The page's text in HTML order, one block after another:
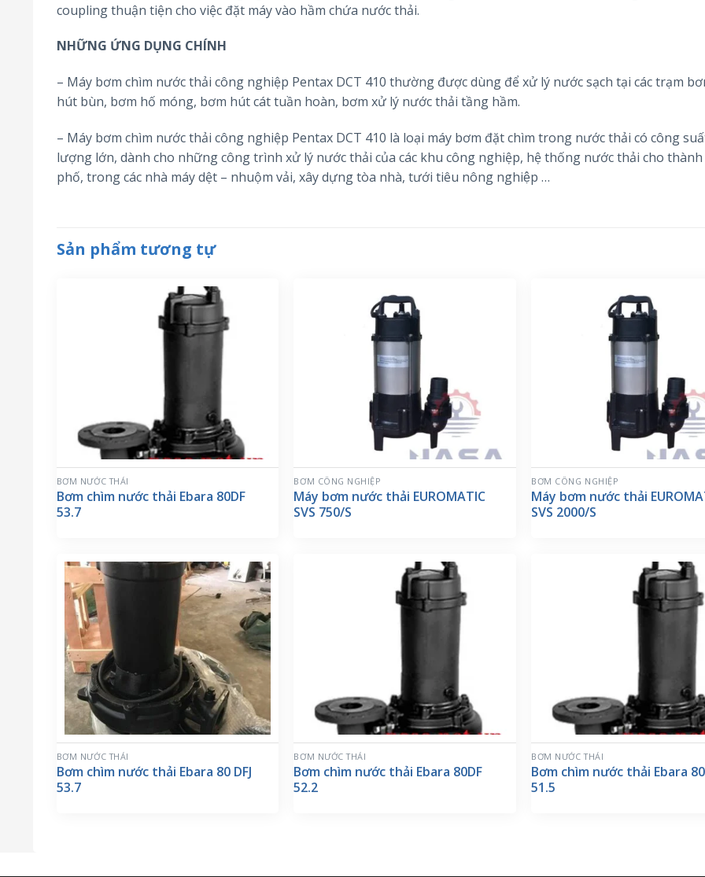
coupling thuận tiện cho việc đặt máy vào hầm chứa nước thải.
NHỮNG ỨNG DỤNG CHÍNH
– Máy bơm chìm nước thải công nghiệp Pentax DCT 410 thường được dùng để xử lý nước sạch tại các trạm
hút bùn, bơm hố móng, bơm hút cát tuần hoàn, bơm xử lý nước thải tầng hầm.
– Máy bơm chìm nước thải công nghiệp Pentax DCT 410 là loại máy bơm đặt chìm trong nước thải có công
lượng lớn, dành cho những công trình xử lý nước thải của các khu công nghiệp, hệ thống nước thải cho thành
phố, trong các nhà máy dệt – nhuộm vải, xây dựng tòa nhà, tưới tiêu nông nghiệp …
Sản phẩm tương tự
BƠM NƯỚC THẢI
Bơm chìm nước thải Ebara 80DF
53.7
BƠM CÔNG NGHIỆP
Máy bơm nước thải EUROMATIC
SVS 750/S
BƠM CÔNG NGHIỆP
Máy bơm nước thải
SVS 2000/S
BƠM NƯỚC THẢI
Bơm chìm nước thải Ebara 80 DFJ
53.7
BƠM NƯỚC THẢI
Bơm chìm nước thải Ebara 80DF
52.2
BƠM NƯỚC THẢI
Bơm chìm nước thải Ebara
51.5